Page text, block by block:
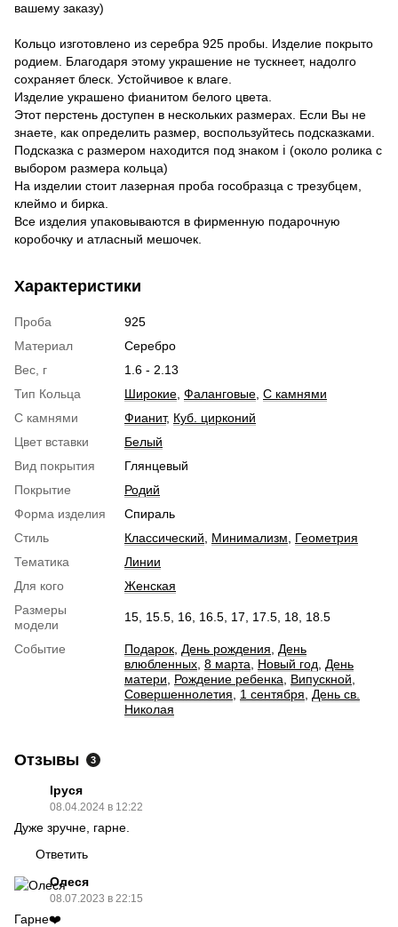
вашему заказу)
Кольцо изготовлено из серебра 925 пробы. Изделие покрыто
родием. Благодаря этому украшение не тускнеет, надолго
сохраняет блеск. Устойчивое к влаге.
Изделие украшено фианитом белого цвета.
Этот перстень доступен в нескольких размерах. Если Вы не
знаете, как определить размер, воспользуйтесь подсказками.
Подсказка с размером находится под знаком ℹ (около ролика с
выбором размера кольца)
На изделии стоит лазерная проба гособразца с трезубцем,
клеймо и бирка.
Все изделия упаковываются в фирменную подарочную
коробочку и атласный мешочек.
Характеристики
Проба
925
Материал
Серебро
Вес, г
1.6 - 2.13
Тип Кольца
Широкие Фаланговые С камнями
С камнями
Фианит, Куб. цирконий
Цвет вставки
Белый
Вид покрытия
Глянцевый
Покрытие
Родий
Форма изделия
Спираль
Стиль
Классический Минимализм
Геометрия
Тематика
Линии
Для кого
Женская
Размеры
модели
15, 15.5, 16, 16.5, 17, 17.5, 18, 18.5
Событие Подарок День рождения
День
влюбленных 8 марта Новый год
День
матери
Рождение ребенка Випускной
Совершеннолетия
1 сентября
День св.
Николая
Отзывы 3
Іруся
08.04.2024 в 12:22
Дуже зручне, гарне.
Ответить
Олеся
08.07.2023 в 22:15
Гарне❤️